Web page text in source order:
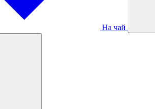
На чай